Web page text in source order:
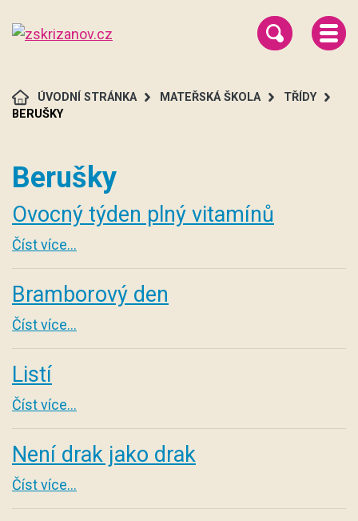
ÚVODNÍ STRÁNKA MATEŘSKÁ ŠKOLA
TŘÍDY
BERUŠKY
Berušky
Ovocný týden plný vitamínů
Číst více...
Bramborový den
Číst více...
Listí
Číst více...
Není drak jako drak
Číst více...